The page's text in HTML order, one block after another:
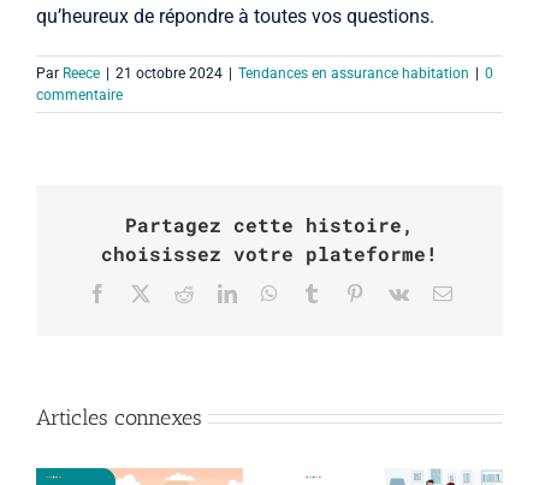
qu’heureux de répondre à toutes vos questions.
Par Reece 21 octobre 2024 Tendances en assurance habitation
0
commentaire
Partagez cette histoire,
choisissez votre plateforme!
Sur
RedditSur
WhatsApp
Tumblr Pinterest
Vk Courriel
Articles connexes
l’hébergement